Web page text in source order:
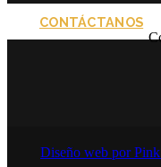
CONTÁCTANOS
Diseño web por